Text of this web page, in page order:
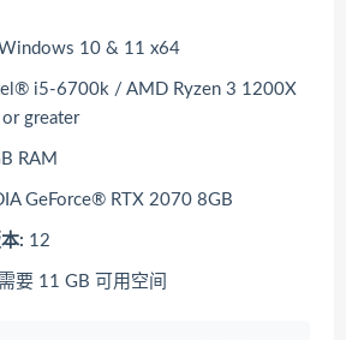
10 & 11 x64
i5-6700k / AMD Ryzen 3 1200X
greater
RAM
GeForce® RTX 2070 8GB
: 12
需要 11 GB 可用空间